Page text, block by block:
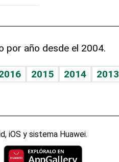
por año desde el 2004.
2015 2014 2013
iOS y sistema Huawei.